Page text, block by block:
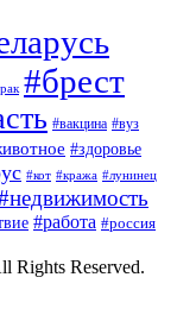
#брест
#вакцина #вуз
#здоровье
#кот #кража #лунинец
#работа #россия
Rights Reserved.